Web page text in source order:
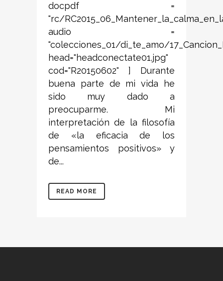
docpdf =
"rc/
audio =
"colecciones_01/di_te_amo/
head="headconectate01.jpg"
cod="R20150602" ] Durante
buena parte de mi vida he
sido muy dado a
preocuparme. Mi
interpretación de la filosofía
de «la eficacia de los
pensamientos positivos» y
de...
READ MORE